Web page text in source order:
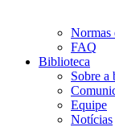
Normas
FAQ
Biblioteca
Sobre a
Equipe
Notícias